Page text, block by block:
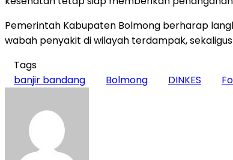
Pemerintah Kabupaten Bolmong berharap
wabah penyakit di wilayah terdampak,
Tags
banjir bandang
Bolmong DINKES